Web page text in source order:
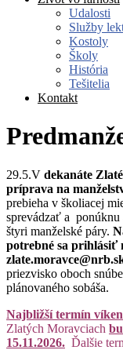
Udalosti
Služby
Kostoly
Školy
História
Tešitelia
Kontakt
29.5.V dekanáte
príprava na
prebieha v školiacej
sprevádzať a ponúknu
štyri manželské páry.
potrebné sa prihlásiť
priezvisko oboch
plánovaného sobáša.
Najbližší termín
Zlatých Moravciach
15.11.2026. Ďalšie